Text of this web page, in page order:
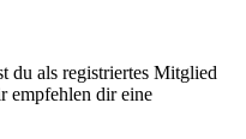
du als registriertes Mitglied
empfehlen dir eine